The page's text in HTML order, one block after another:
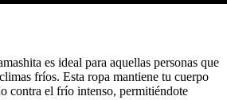
es ideal para aquellas personas que
fríos. Esta ropa mantiene tu cuerpo
contra el frío intenso, permitiéndote